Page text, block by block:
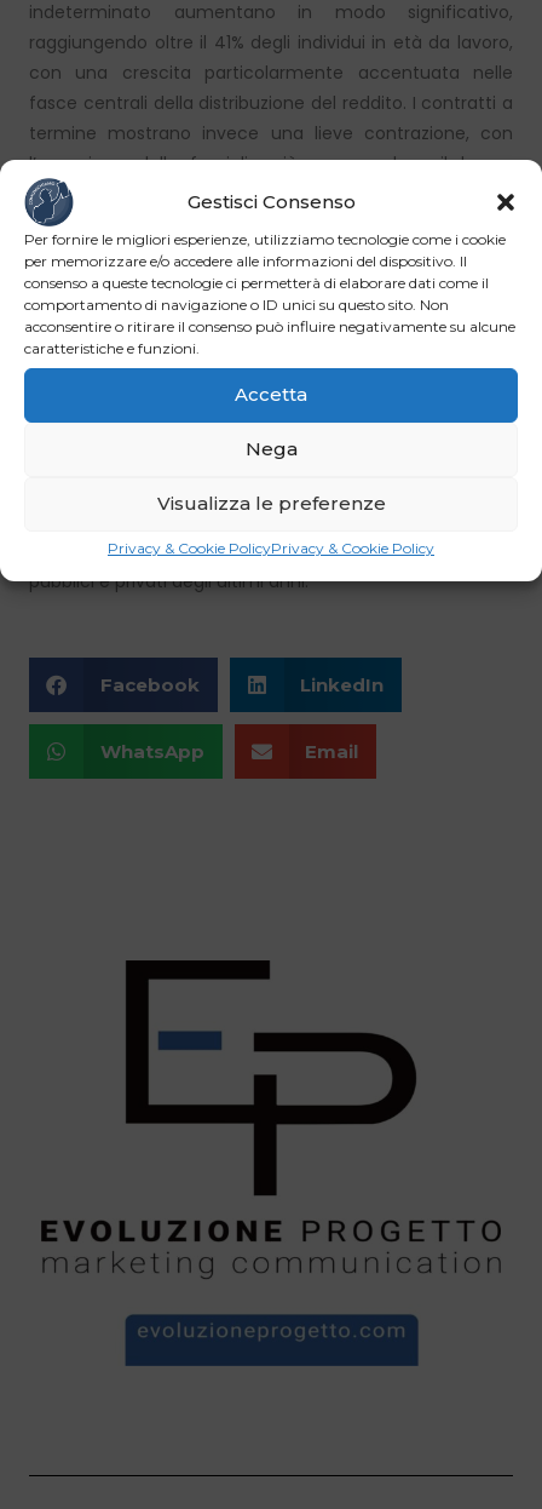
Gestisci Consenso
Per fornire le migliori esperienze, utilizziamo tecnologie come i cookie
per memorizzare e/o accedere alle informazioni del dispositivo. Il
consenso a queste tecnologie ci permetterà di elaborare dati come il
comportamento di navigazione o ID unici su questo sito. Non
acconsentire o ritirare il consenso può influire negativamente su alcune
caratteristiche e funzioni.
Accetta
Nega
Visualizza le preferenze
Privacy & Cookie PolicyPrivacy & Cookie Policy
indeterminato aumentano in modo significativo,
raggiungendo oltre il 41% degli individui in età da lavoro,
con una crescita particolarmente accentuata nelle
fasce centrali della distribuzione del reddito. I contratti a
termine mostrano invece una lieve contrazione, con
l’eccezione delle famiglie più povere, dove il lavoro
temporaneo continua a rappresentare una delle
principali forme di ingresso nel mercato.
Basso reddito
Resta però elevata la concentrazione in professioni a
basso reddito: un quarto degli occupati svolge attività
scarsamente remunerate, spesso caratterizzate da
stagionalità o cicli occupazionali intermittenti. Non
stupisce quindi che oltre il 40% dei nuovi occupati del
2023 abbia trovato impiego in queste categorie. Allo
stesso tempo si osserva una crescita delle professioni a
reddito medio-alto, grazie anche agli investimenti
pubblici e privati degli ultimi anni.
Facebook LinkedIn
WhatsApp Email